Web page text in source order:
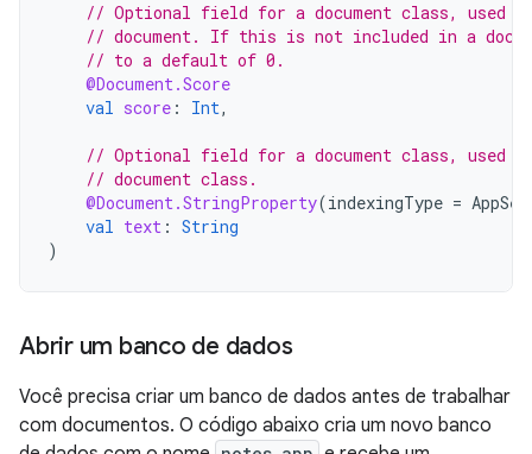
// Optional field for a document class, used
// document. If this is not included in a
// to a default of 0.
@Document.Score
val score : Int,
// Optional field for a document class, used
// document class.
@Document.StringProperty(indexingType =
val text : String
)
Abrir um banco de dados
Você precisa criar um banco de dados antes de trabalhar
com documentos. O código abaixo cria um novo banco